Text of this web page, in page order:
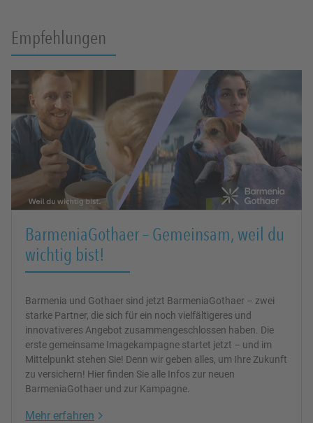
wettbewerbsfähigen Produkten auch im Bereich "Vorsorge" sowie
- über unseren Assekuradeur Adcuri - im Bereich "Komposit" ein
persönlich oder auch digital vor.
Einfach. Menschlich. - das sagen wir nicht nur so, das leben wir
auch so. Zögern Sie nicht, mich zu kontaktieren. Über einen Anruf
oder über eine E-Mail von Ihnen freue ich mich!
Empfehlungen
BarmeniaGothaer – Gemeinsam, weil du
wichtig bist!
Barmenia und Gothaer sind jetzt BarmeniaGothaer – zwei
starke Partner, die sich für ein noch vielfältigeres und
innovativeres Angebot zusammengeschlossen haben. Die
erste gemeinsame Imagekampagne startet jetzt – und im
Mittelpunkt stehen Sie! Denn wir geben alles, um Ihre Zukunft
zu versichern! Hier finden Sie alle Infos zur neuen
BarmeniaGothaer und zur Kampagne.
Mehr erfahren Link Opens in New Tab